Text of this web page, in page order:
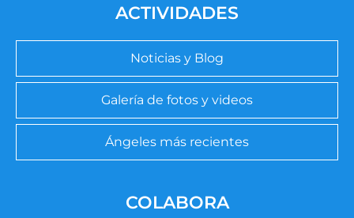
ACTIVIDADES
Noticias y Blog
Galería de fotos y videos
Ángeles más recientes
COLABORA